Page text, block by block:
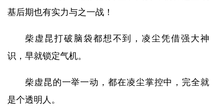
基后期也有实力与之一战！
柴虚昆打破脑袋都想不到，凌尘凭借强大神
识，早就锁定气机。
柴虚昆的一举一动，都在凌尘掌控中，完全就
是个透明人。